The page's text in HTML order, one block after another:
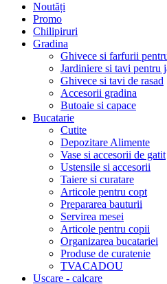
Noutăți
Promo
Chilipiruri
Gradina
Ghivece si farfurii
Jardiniere si tavi pentru
Ghivece si tavi de rasad
Accesorii gradina
Butoaie si capace
Bucatarie
Cutite
Depozitare Alimente
Vase si accesorii de gatit
Ustensile si accesorii
Taiere si curatare
Articole pentru copt
Prepararea bauturii
Servirea mesei
Articole pentru copii
Organizarea bucatariei
Produse de curatenie
TVACADOU
Uscare - calcare